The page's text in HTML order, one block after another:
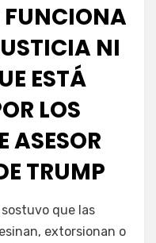
FUNCIONA
NI
ESTÁ
LOS
ASESOR
TRUMP
sostuvo que las
extorsionan o